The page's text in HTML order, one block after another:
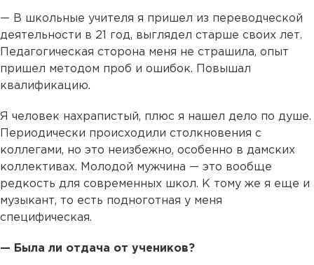
— В школьные учителя я пришел из переводческой
деятельности в 21 год, выглядел старше своих лет.
Педагогическая сторона меня не страшила, опыт
пришел методом проб и ошибок. Повышал
квалификацию.
Я человек нахрапистый, плюс я нашел дело по душе.
Периодически происходили столкновения с
коллегами, но это неизбежно, особенно в дамских
коллективах. Молодой мужчина — это вообще
редкость для современных школ. К тому же я еще и
музыкант, то есть подноготная у меня
специфическая.
— Была ли отдача от учеников?